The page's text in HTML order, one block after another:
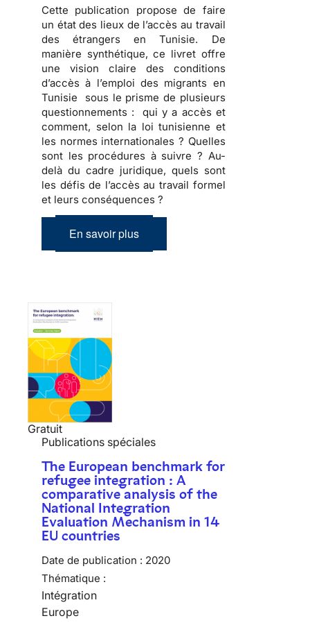
Cette publication propose de faire
un état des lieux de l’accès au travail
des étrangers en Tunisie. De
manière synthétique, ce livret offre
une vision claire des conditions
d’accès à l’emploi des migrants en
Tunisie sous le prisme de plusieurs
questionnements : qui y a accès et
comment, selon la loi tunisienne et
les normes internationales ? Quelles
sont les procédures à suivre ? Au-
delà du cadre juridique, quels sont
les défis de l’accès au travail formel
et leurs conséquences ?
En savoir plus
Gratuit
Publications spéciales
The European benchmark for
refugee integration : A
comparative analysis of the
National Integration
Evaluation Mechanism in 14
EU countries
Date de publication : 2020
Thématique :
Intégration
Europe